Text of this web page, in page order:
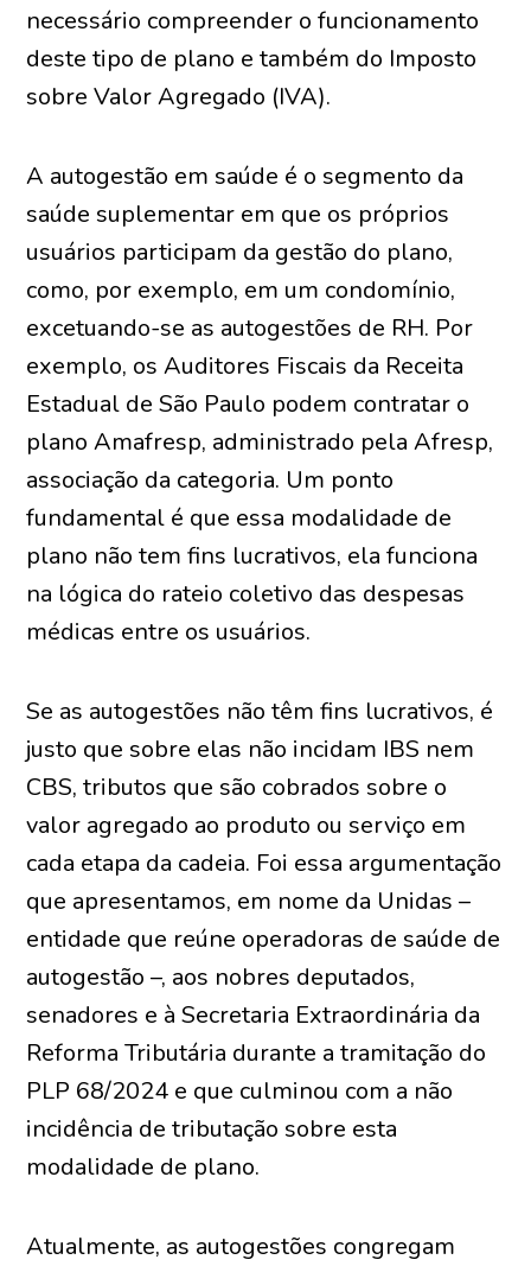
necessário compreender o funcionamento
deste tipo de plano e também do Imposto
sobre Valor Agregado (IVA).
A autogestão em saúde é o segmento da
saúde suplementar em que os próprios
usuários participam da gestão do plano,
como, por exemplo, em um condomínio,
excetuando-se as autogestões de RH. Por
exemplo, os Auditores Fiscais da Receita
Estadual de São Paulo podem contratar o
plano Amafresp, administrado pela Afresp,
associação da categoria. Um ponto
fundamental é que essa modalidade de
plano não tem fins lucrativos, ela funciona
na lógica do rateio coletivo das despesas
médicas entre os usuários.
Se as autogestões não têm fins lucrativos, é
justo que sobre elas não incidam IBS nem
CBS, tributos que são cobrados sobre o
valor agregado ao produto ou serviço em
cada etapa da cadeia. Foi essa argumentação
que apresentamos, em nome da Unidas –
entidade que reúne operadoras de saúde de
autogestão –, aos nobres deputados,
senadores e à Secretaria Extraordinária da
Reforma Tributária durante a tramitação do
PLP 68/2024 e que culminou com a não
incidência de tributação sobre esta
modalidade de plano.
Atualmente, as autogestões congregam